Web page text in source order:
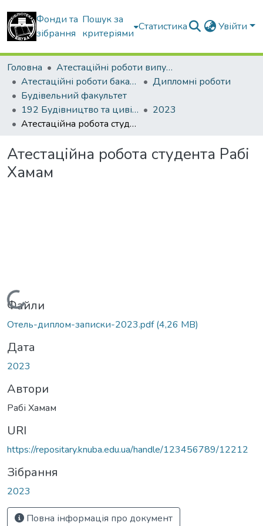
Фонди та
зібрання
Пошук за
критеріями
Статистика Увійти
Головна
Атестаційні роботи випускників
Атестаційні роботи бакалаврів
Дипломні роботи
Будівельний факультет
192 Будівництво та цивільна інженерія. Промислове і цивільне будівництво
2023
Атестаційна робота студента Рабі Хамам
Атестаційна робота студента Рабі
Хамам
Вантажиться...
Файли
Отель-диплом-записки-2023.pdf(4,26 MB)
Дата
2023
Автори
Рабі Хамам
URI
https://repositary.knuba.edu.ua/handle/123456789/12212
Зібрання
2023
Повна інформація про документ